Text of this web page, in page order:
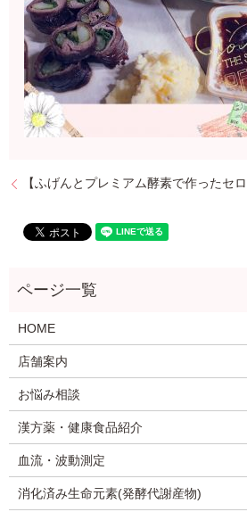
【ふげんとプレミアム酵素で作ったセロ
HOME
店舗案内
お悩み相談
漢方薬・健康食品紹介
血流・波動測定
消化済み生命元素(発酵代謝産物)